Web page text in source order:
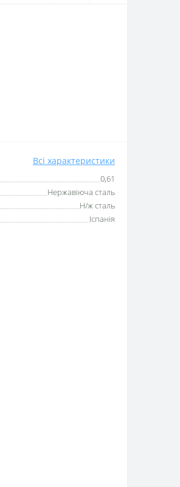
Всі характеристики
0,61
Нержавіюча сталь
Н/ж сталь
Іспанія